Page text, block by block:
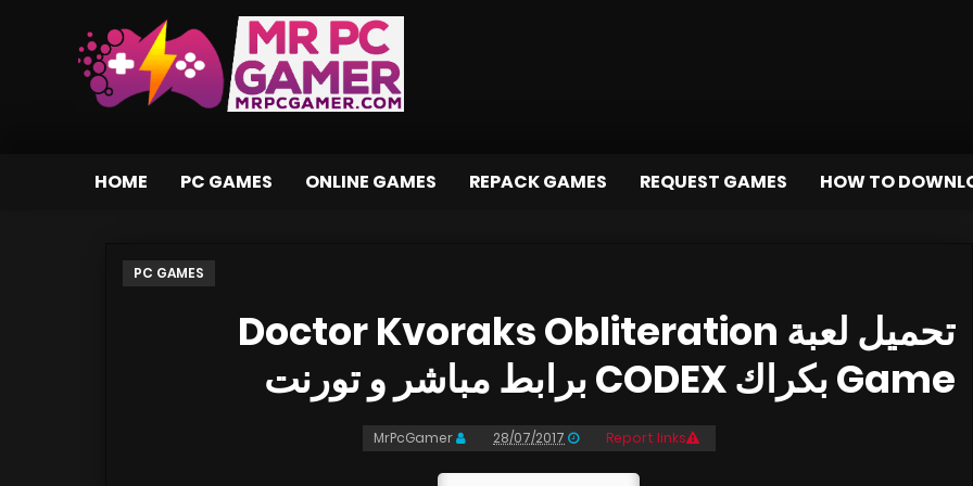
HOME PC GAMES ONLINE GAMES REPACK GAMES REQUEST GAMES HOW TO
PC GAMES
تحميل لعبة Doctor Kvoraks Obliteration
Game بكراك CODEX برابط مباشر و تورنت
MrPcGamer 28/07/2017 Report links